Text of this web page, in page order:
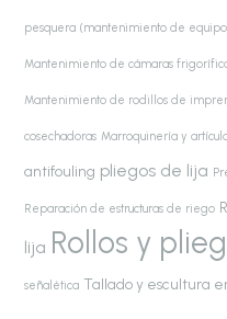
pesquera (mantenimiento de
Mantenimiento de cámaras
Mantenimiento de rodillos de
cosechadoras Marroquinería y
antifouling pliegos de lija
Reparación de estructuras de riego
lija Rollos y
señalética Tallado y escultura